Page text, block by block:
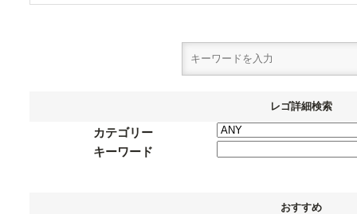
レゴ詳細検索
カテゴリー
キーワード
おすすめ